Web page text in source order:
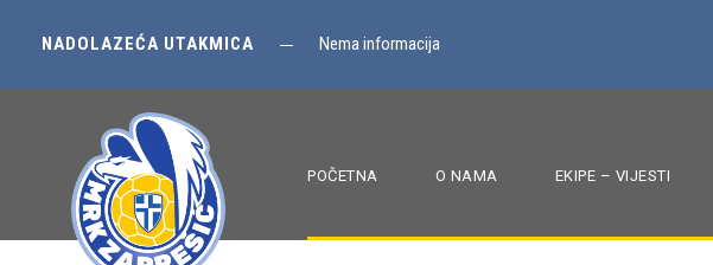
NADOLAZEĆA UTAKMICA Nema informacija
POČETNA O NAMA EKIPE – VIJESTI